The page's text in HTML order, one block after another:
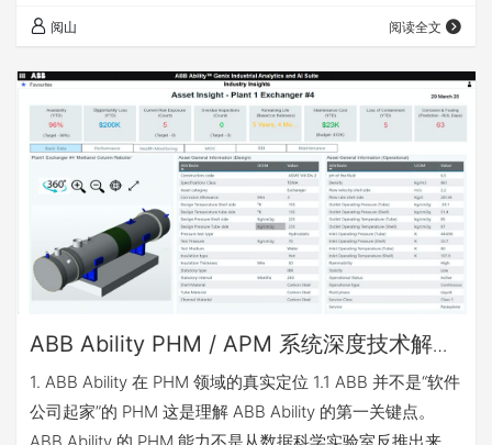
个孤立算法。 2. 端到端 RUL 的总体架构视角 从工程角度，
一个完整的 PHM RUL 系统至少包含 6 个层级： 展开为工业
可实施架构： 3. 数据层：端到端 RUL 的“地基工程” 3.1 RUL
的三…
阅山 阅读全文
ABB Ability PHM / APM 系统深度技术解
析-—— 从工业控制基因到工程化 PHM 平台
的演进
1. ABB Ability 在 PHM 领域的真实定位 1.1 ABB 并不是“软件
公司起家”的 PHM 这是理解 ABB Ability 的第一关键点。